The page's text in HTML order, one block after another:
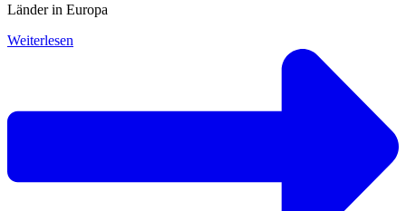
Länder in Europa
Weiterlesen